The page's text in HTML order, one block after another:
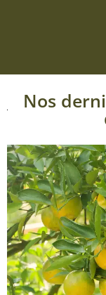
Nos